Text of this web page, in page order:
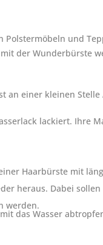
und
der Wunderbürste
an einer kleinen
lackiert. Ihre
Haarbürste mit
heraus. Dabei
werden.
das Wasser